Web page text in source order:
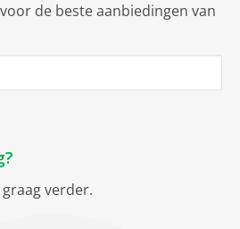
de beste aanbiedingen van
verder.